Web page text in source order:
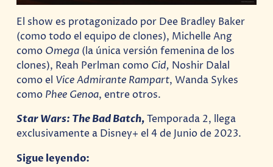
El show es protagonizado por Dee Bradley Baker
(como todo el equipo de clones), Michelle Ang
como Omega (la única versión femenina de los
clones), Reah Perlman como Cid, Noshir Dalal
como el Vice Admirante Rampart, Wanda Sykes
como Phee Genoa, entre otros.
Star Wars: The Bad Batch,Temporada 2, llega
exclusivamente a Disney+ el 4 de Junio de 2023.
Sigue leyendo: